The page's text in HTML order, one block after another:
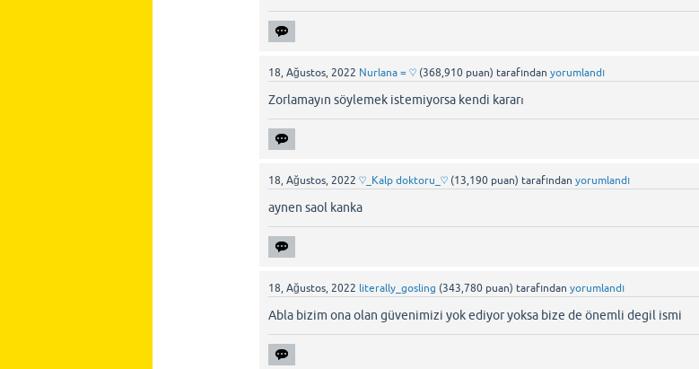
18, Ağustos, 2022 Nurlana = ♡ (368,910 puan) tarafından yorumlandı
Zorlamayın söylemek istemiyorsa kendi kararı
18, Ağustos, 2022 ♡_Kalp doktoru_♡ (13,190 puan) tarafından yorumlandı
aynen saol kanka
18, Ağustos, 2022 literally_gosling (343,780 puan) tarafından yorumlandı
Abla bizim ona olan güvenimizi yok ediyor yoksa bize de önemli degil ismi